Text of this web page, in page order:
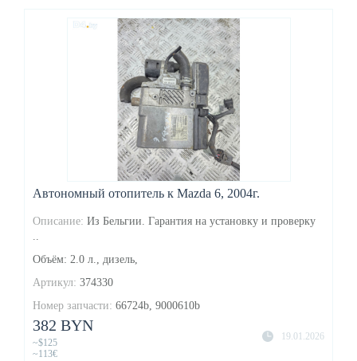
Автономный отопитель к Mazda 6, 2004г.
Описание: Из Бельгии. Гарантия на установку и проверку
..
Объём: 2.0 л., дизель,
Артикул: 374330
Номер запчасти: 66724b, 9000610b
19.01.2026
382 BYN
~$125
~113€